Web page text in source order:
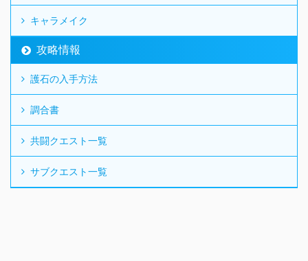
キャラメイク
攻略情報
護石の入手方法
調合書
共闘クエスト一覧
サブクエスト一覧